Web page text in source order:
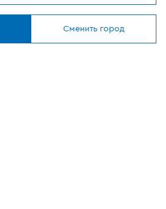
cookies
Сменить город